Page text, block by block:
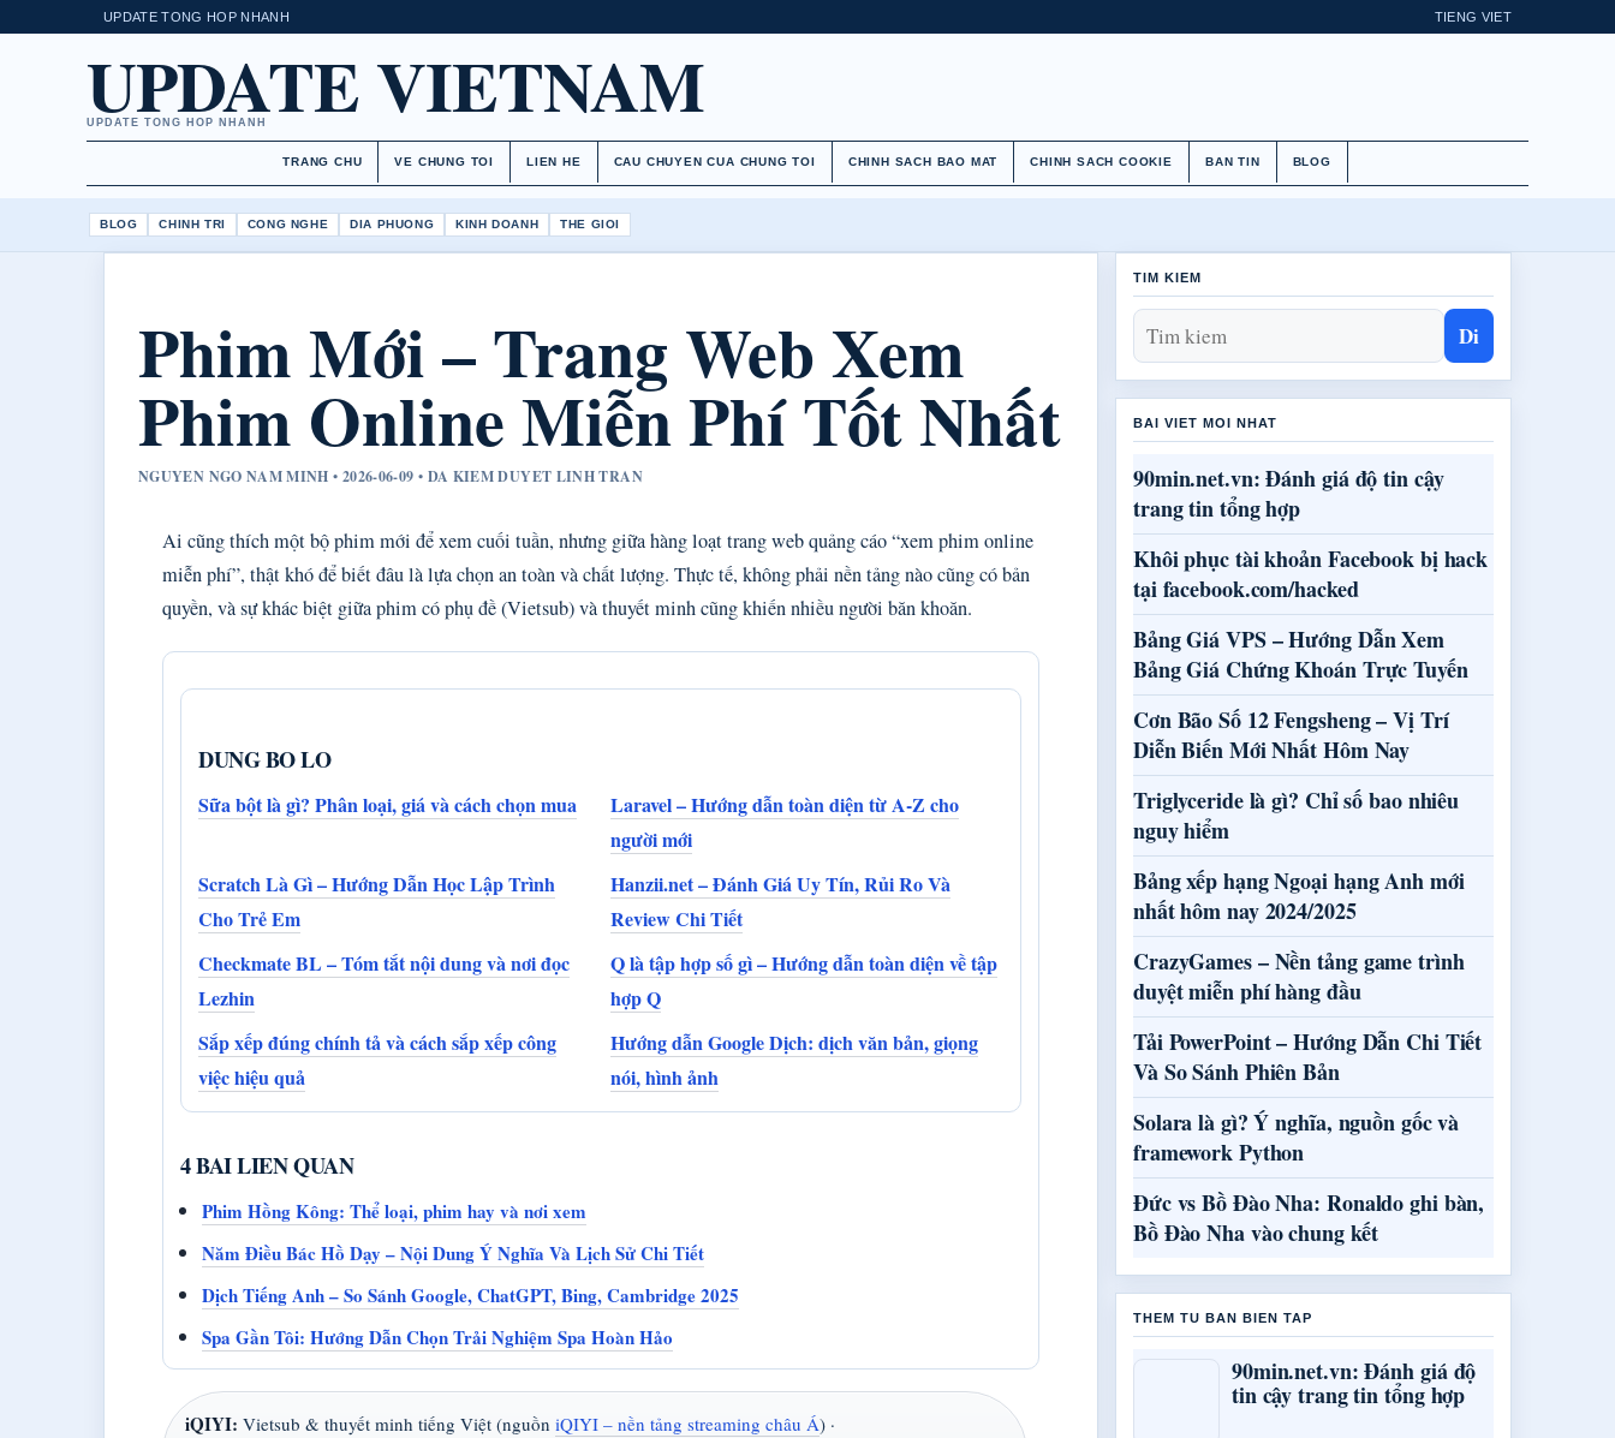
UPDATE TONG HOP NHANH TIENG VIET
UPDATE VIETNAM
UPDATE TONG HOP NHANH
TRANG CHU VE CHUNG TOI LIEN HE CAU CHUYEN CUA CHUNG TOI CHINH SACH BAO MAT CHINH SACH COOKIE BAN TIN BLOG
BLOG CHINH TRI CONG NGHE DIA PHUONG KINH DOANH THE GIOI
Phim Mới – Trang Web Xem
Phim Online Miễn Phí Tốt Nhất
NGUYEN NGO NAM MINH • 2026-06-09 • DA KIEM DUYET LINH TRAN
Ai cũng thích một bộ phim mới để xem cuối tuần, nhưng giữa hàng loạt trang web quảng cáo “xem phim online
miễn phí”, thật khó để biết đâu là lựa chọn an toàn và chất lượng. Thực tế, không phải nền tảng nào cũng có bản
quyền, và sự khác biệt giữa phim có phụ đề (Vietsub) và thuyết minh cũng khiến nhiều người băn khoăn.
DUNG BO LO
Sữa bột là gì? Phân loại, giá và cách chọn mua
Laravel – Hướng dẫn toàn diện từ A-Z cho
người mới
Scratch Là Gì – Hướng Dẫn Học Lập Trình
Cho Trẻ Em
Hanzii.net – Đánh Giá Uy Tín, Rủi Ro Và
Review Chi Tiết
Checkmate BL – Tóm tắt nội dung và nơi đọc
Lezhin
Q là tập hợp số gì – Hướng dẫn toàn diện về tập
hợp Q
Sắp xếp đúng chính tả và cách sắp xếp công
việc hiệu quả
Hướng dẫn Google Dịch: dịch văn bản, giọng
nói, hình ảnh
4 BAI LIEN QUAN
Phim Hồng Kông: Thể loại, phim hay và nơi xem
Năm Điều Bác Hồ Dạy – Nội Dung Ý Nghĩa Và Lịch Sử Chi Tiết
Dịch Tiếng Anh – So Sánh Google, ChatGPT, Bing, Cambridge 2025
Spa Gần Tôi: Hướng Dẫn Chọn Trải Nghiệm Spa Hoàn Hảo
iQIYI: Vietsub & thuyết minh tiếng Việt (nguồn iQIYI – nền tảng streaming châu Á) ·
TIM KIEM
Di
BAI VIET MOI NHAT
90min.net.vn: Đánh giá độ tin cậy
trang tin tổng hợp
Khôi phục tài khoản Facebook bị hack
tại facebook.com/hacked
Bảng Giá VPS – Hướng Dẫn Xem
Bảng Giá Chứng Khoán Trực Tuyến
Cơn Bão Số 12 Fengsheng – Vị Trí
Diễn Biến Mới Nhất Hôm Nay
Triglyceride là gì? Chỉ số bao nhiêu
nguy hiểm
Bảng xếp hạng Ngoại hạng Anh mới
nhất hôm nay 2024/2025
CrazyGames – Nền tảng game trình
duyệt miễn phí hàng đầu
Tải PowerPoint – Hướng Dẫn Chi Tiết
Và So Sánh Phiên Bản
Solara là gì? Ý nghĩa, nguồn gốc và
framework Python
Đức vs Bồ Đào Nha: Ronaldo ghi bàn,
Bồ Đào Nha vào chung kết
THEM TU BAN BIEN TAP
90min.net.vn: Đánh giá độ
tin cậy trang tin tổng hợp